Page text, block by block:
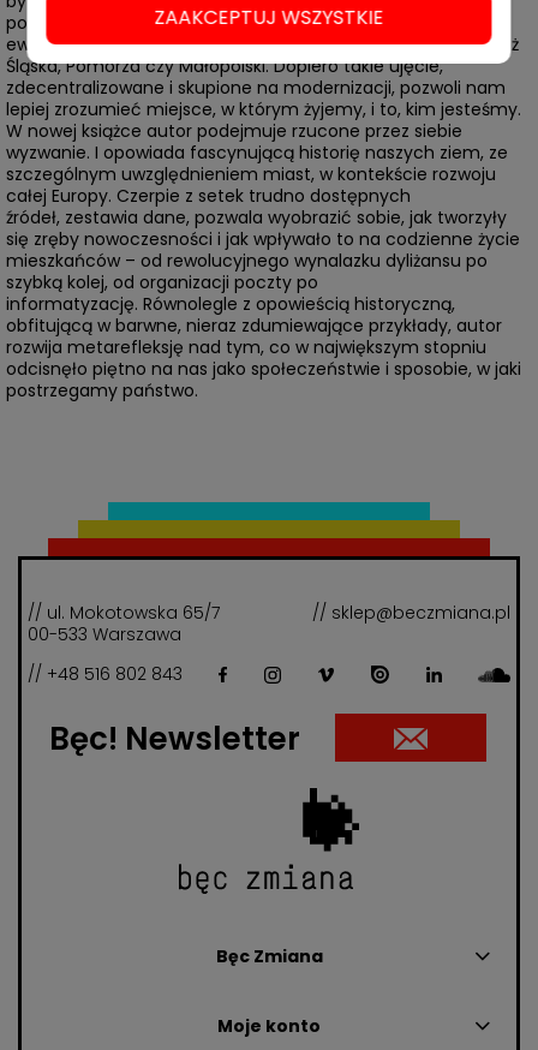
podbojów i powstań, ale budowy miast, tworzenia instytucji,
ewolucji stylu życia. Nie tylko z perspektywy Warszawy, ale też
Śląska, Pomorza czy Małopolski. Dopiero takie ujęcie,
zdecentralizowane i skupione na modernizacji, pozwoli nam
lepiej zrozumieć miejsce, w którym żyjemy, i to, kim jesteśmy.
W nowej książce autor podejmuje rzucone przez siebie
wyzwanie. I opowiada fascynującą historię naszych ziem, ze
szczególnym uwzględnieniem miast, w kontekście rozwoju
całej Europy. Czerpie z setek trudno dostępnych
źródeł, zestawia dane, pozwala wyobrazić sobie, jak tworzyły
się zręby nowoczesności i jak wpływało to na codzienne życie
mieszkańców – od rewolucyjnego wynalazku dyliżansu po
szybką kolej, od organizacji poczty po
informatyzację. Równolegle z opowieścią historyczną,
obfitującą w barwne, nieraz zdumiewające przykłady, autor
rozwija metarefleksję nad tym, co w największym stopniu
odcisnęło piętno na nas jako społeczeństwie i sposobie, w jaki
postrzegamy państwo.
// ul. Mokotowska 65/7
00-533 Warszawa
// sklep@beczmiana.pl
// +48 516 802 843
Bęc! Newsletter
Bęc Zmiana
Moje konto
ZAAKCEPTUJ WSZYSTKIE